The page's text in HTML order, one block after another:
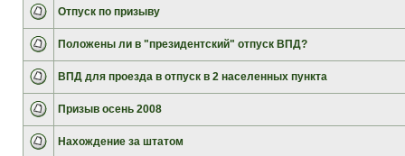
Отпуск по призыву
Положены ли в "президентский" отпуск ВПД?
ВПД для проезда в отпуск в 2 населенных пункта
Призыв осень 2008
Нахождение за штатом